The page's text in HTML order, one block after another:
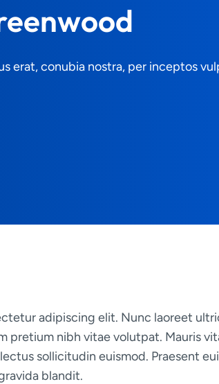
erat, conubia nostra, per inceptos
adipiscing elit. Nunc laoreet
pretium nibh vitae volutpat. Mauris
sollicitudin euismod. Praesent
blandit.